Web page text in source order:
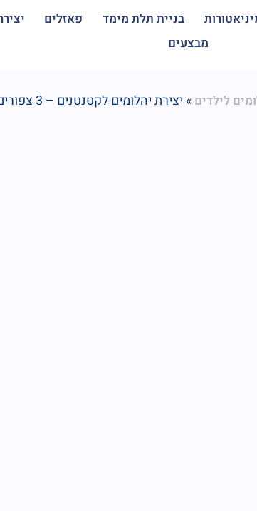
בניית תלת מימד פאזלים
מבצעים
לילדים » יצירת יהלומים לקטנטנים – 3 צפורים